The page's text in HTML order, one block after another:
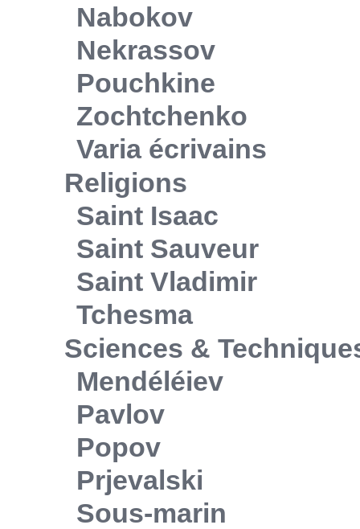
Nabokov
Nekrassov
Pouchkine
Zochtchenko
Varia écrivains
Religions
Saint Isaac
Saint Sauveur
Saint Vladimir
Tchesma
Sciences &
Mendéléiev
Pavlov
Popov
Prjevalski
Sous-marin